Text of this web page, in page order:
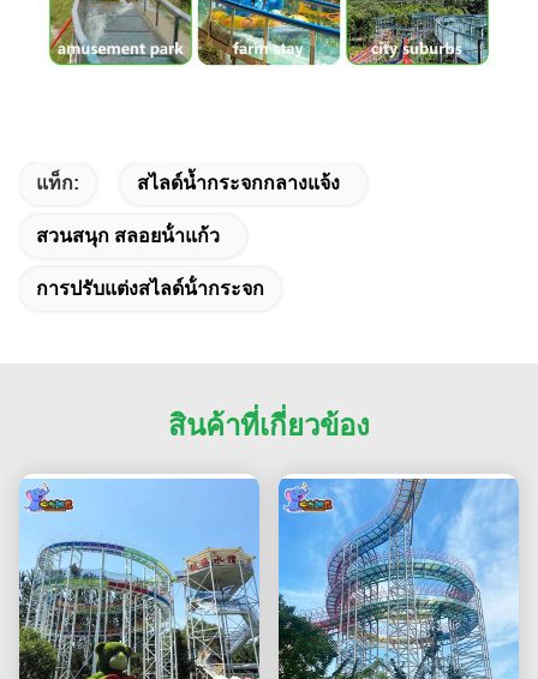
แท็ก: สไลด์น้ำกระจกกลางแจ้ง
สวนสนุก สลอยน้ําแก้ว
การปรับแต่งสไลด์น้ํากระจก
สินค้าที่เกี่ยวข้อง